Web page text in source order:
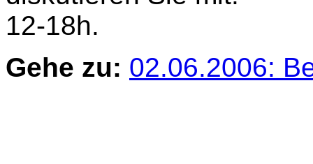
12-18h.
Gehe zu: 02.06.2006: